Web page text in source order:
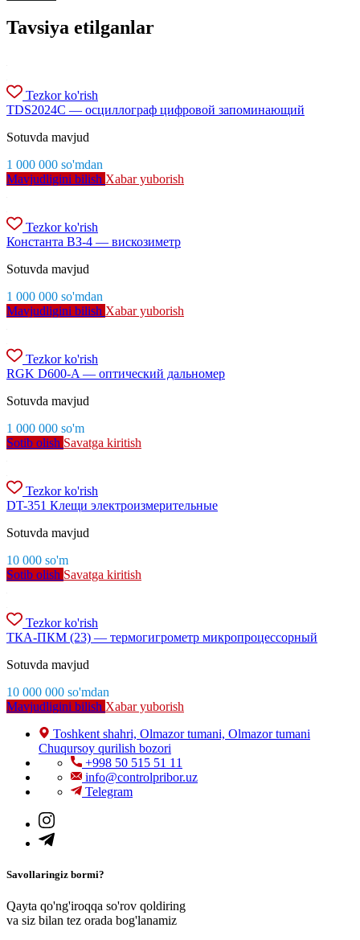
Tavsiya etilganlar
Tezkor ko'rish
TDS2024C — осциллограф цифровой запоминающий
Sotuvda mavjud
1 000 000 so'mdan
Mavjudligini bilish Xabar yuborish
Tezkor ko'rish
Константа ВЗ-4 — вискозиметр
Sotuvda mavjud
1 000 000 so'mdan
Mavjudligini bilish Xabar yuborish
Tezkor ko'rish
RGK D600-A — оптический дальномер
Sotuvda mavjud
1 000 000 so'm
Sotib olish Savatga kiritish
Tezkor ko'rish
DT-351 Клещи электроизмерительные
Sotuvda mavjud
10 000 so'm
Sotib olish Savatga kiritish
Tezkor ko'rish
ТКА-ПКМ (23) — термогигрометр микропроцессорный
Sotuvda mavjud
10 000 000 so'mdan
Mavjudligini bilish Xabar yuborish
Toshkent shahri, Olmazor tumani, Olmazor tumani
Chuqursoy qurilish bozori
+998 50 515 51 11
info@controlpribor.uz
Telegram
Savollaringiz bormi?
Qayta qo'ng'iroqqa so'rov qoldiring
va siz bilan tez orada bog'lanamiz